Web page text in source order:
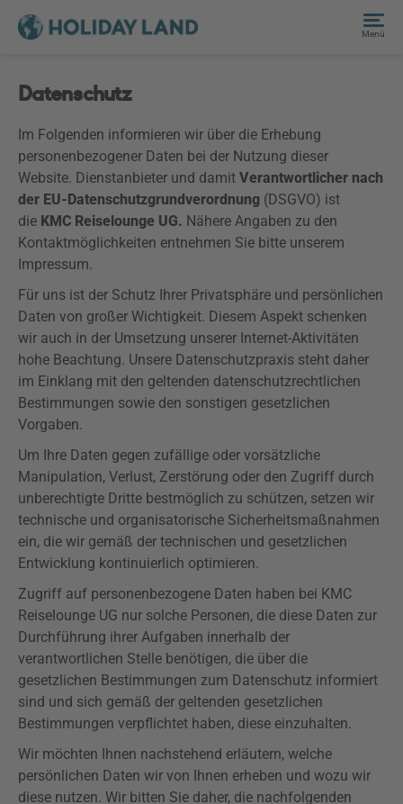
Menü
Datenschutz
Im Folgenden informieren wir über die Erhebung
personenbezogener Daten bei der Nutzung dieser
Website. Dienstanbieter und damit Verantwortlicher nach
der EU-Datenschutzgrundverordnung (DSGVO) ist
die KMC Reiselounge UG. Nähere Angaben zu den
Kontaktmöglichkeiten entnehmen Sie bitte unserem
Impressum.
Für uns ist der Schutz Ihrer Privatsphäre und persönlichen
Daten von großer Wichtigkeit. Diesem Aspekt schenken
wir auch in der Umsetzung unserer Internet-Aktivitäten
hohe Beachtung. Unsere Datenschutzpraxis steht daher
im Einklang mit den geltenden datenschutzrechtlichen
Bestimmungen sowie den sonstigen gesetzlichen
Vorgaben.
Um Ihre Daten gegen zufällige oder vorsätzliche
Manipulation, Verlust, Zerstörung oder den Zugriff durch
unberechtigte Dritte bestmöglich zu schützen, setzen wir
technische und organisatorische Sicherheitsmaßnahmen
ein, die wir gemäß der technischen und gesetzlichen
Entwicklung kontinuierlich optimieren.
Zugriff auf personenbezogene Daten haben bei KMC
Reiselounge UG nur solche Personen, die diese Daten zur
Durchführung ihrer Aufgaben innerhalb der
verantwortlichen Stelle benötigen, die über die
gesetzlichen Bestimmungen zum Datenschutz informiert
sind und sich gemäß der geltenden gesetzlichen
Bestimmungen verpflichtet haben, diese einzuhalten.
Wir möchten Ihnen nachstehend erläutern, welche
persönlichen Daten wir von Ihnen erheben und wozu wir
diese nutzen. Wir bitten Sie daher, die nachfolgenden